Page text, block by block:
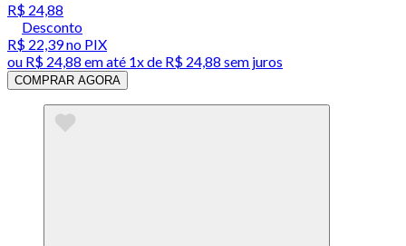
R$ 24,88
Desconto
R$ 22,39no PIX
ou R$ 24,88 em até 1x de R$ 24,88 sem juros
COMPRAR AGORA